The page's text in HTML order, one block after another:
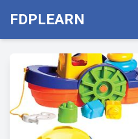
FDPLEARN